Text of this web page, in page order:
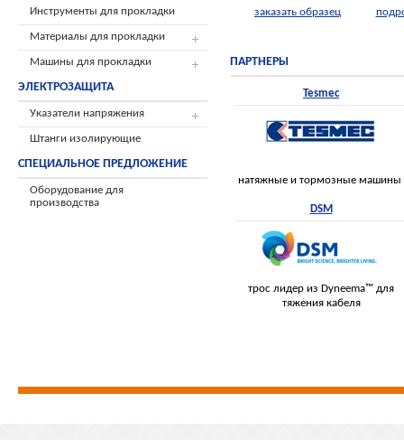
Инструменты для прокладки
Материалы для прокладки
Машины для прокладки
ЭЛЕКТРОЗАЩИТА
Указатели напряжения
Штанги изолирующие
СПЕЦИАЛЬНОЕ ПРЕДЛОЖЕНИЕ
Оборудование для
производства
заказать образец
ПАРТНЕРЫ
Tesmec
натяжные и тормозные машины
DSM
трос лидер из Dyneema™ для
тяжения кабеля